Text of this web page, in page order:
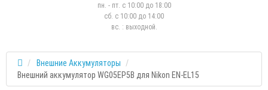
пн. - пт. с 10:00 до 18:00
сб. c 10:00 до 14:00
вс. : выходной.
Внешние Аккумуляторы
Внешний аккумулятор WG05EP5B для Nikon EN-EL15